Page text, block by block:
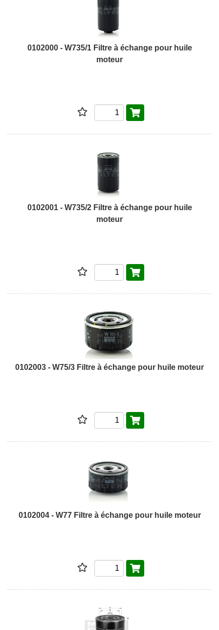
0102000 - W735/1 Filtre à échange pour huile
moteur
0102001 - W735/2 Filtre à échange pour huile
moteur
0102003 - W75/3 Filtre à échange pour huile moteur
0102004 - W77 Filtre à échange pour huile moteur